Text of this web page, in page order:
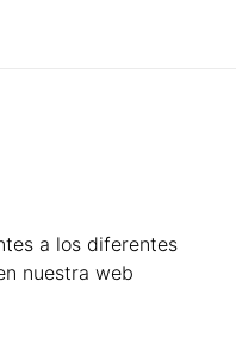
a los diferentes
nuestra web